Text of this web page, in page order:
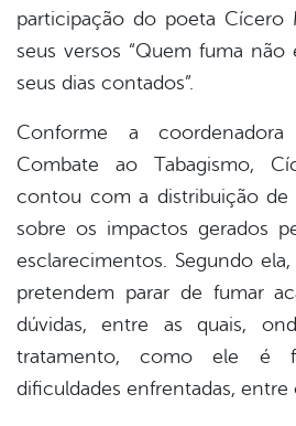
participação do poeta Cícero
seus versos “Quem fuma
seus dias contados”.
Conforme a
Combate ao Tabagismo,
contou com a distribuição de
sobre os impactos gerados
esclarecimentos. Segundo
pretendem parar de fumar
dúvidas, entre as quais,
tratamento, como ele é
dificuldades enfrentadas, entre